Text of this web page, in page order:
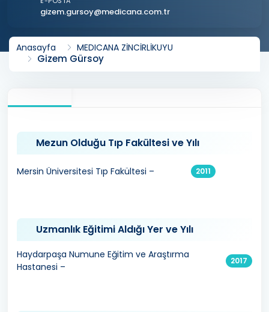
gizem.gursoy@medicana.com.tr
Anasayfa MEDICANA ZİNCİRLİKUYU
Gizem Gürsoy
Mezun Olduğu Tıp Fakültesi ve Yılı
Mersin Üniversitesi Tıp Fakültesi – 2011
Uzmanlık Eğitimi Aldığı Yer ve Yılı
Haydarpaşa Numune Eğitim ve Araştırma
Hastanesi –
2017